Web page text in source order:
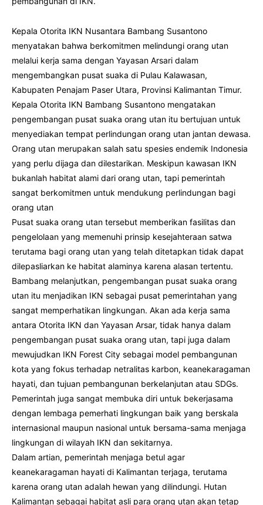
Kepala Otorita IKN Nusantara Bambang Susantono
menyatakan bahwa berkomitmen melindungi orang utan
melalui kerja sama dengan Yayasan Arsari dalam
mengembangkan pusat suaka di Pulau Kalawasan,
Kabupaten Penajam Paser Utara, Provinsi Kalimantan Timur.
Kepala Otorita IKN Bambang Susantono mengatakan
pengembangan pusat suaka orang utan itu bertujuan untuk
menyediakan tempat perlindungan orang utan jantan dewasa.
Orang utan merupakan salah satu spesies endemik Indonesia
yang perlu dijaga dan dilestarikan. Meskipun kawasan IKN
bukanlah habitat alami dari orang utan, tapi pemerintah
sangat berkomitmen untuk mendukung perlindungan bagi
orang utan
Pusat suaka orang utan tersebut memberikan fasilitas dan
pengelolaan yang memenuhi prinsip kesejahteraan satwa
terutama bagi orang utan yang telah ditetapkan tidak dapat
dilepasliarkan ke habitat alaminya karena alasan tertentu.
Bambang melanjutkan, pengembangan pusat suaka orang
utan itu menjadikan IKN sebagai pusat pemerintahan yang
sangat memperhatikan lingkungan. Akan ada kerja sama
antara Otorita IKN dan Yayasan Arsar, tidak hanya dalam
pengembangan pusat suaka orang utan, tapi juga dalam
mewujudkan IKN Forest City sebagai model pembangunan
kota yang fokus terhadap netralitas karbon, keanekaragaman
hayati, dan tujuan pembangunan berkelanjutan atau SDGs.
Pemerintah juga sangat membuka diri untuk bekerjasama
dengan lembaga pemerhati lingkungan baik yang berskala
internasional maupun nasional untuk bersama-sama menjaga
lingkungan di wilayah IKN dan sekitarnya.
Dalam artian, pemerintah menjaga betul agar
keanekaragaman hayati di Kalimantan terjaga, terutama
karena orang utan adalah hewan yang dilindungi. Hutan
Kalimantan sebagai habitat asli para orang utan akan tetap